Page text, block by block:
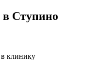
Ступино
клинику